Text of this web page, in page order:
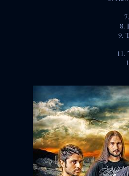
8.
9.
11.